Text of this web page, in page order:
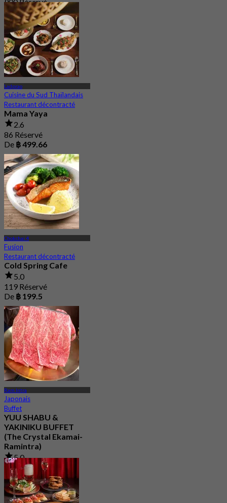
De฿ 425
Ladprao
Cuisine du Sud Thaïlandais
Restaurant décontracté
Mama Yaya
2.6
86 Réservé
De ฿ 499.66
Chokchai 4
Fusion
Restaurant décontracté
Cold Spring Cafe
5.0
119 Réservé
De ฿ 199.5
Ram Intra
Japonais
Buffet
YUU SHABU &
YAKINIKU BUFFET
(The Crystal Ekamai-
Ramintra)
5.0
316 Réservé
De฿ 550